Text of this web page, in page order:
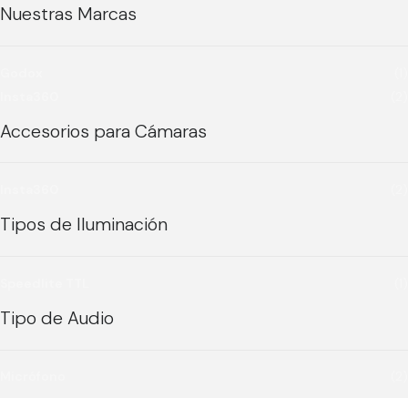
Nuestras Marcas
Accesorios para Cámaras
Tipos de Iluminación
Tipo de Audio